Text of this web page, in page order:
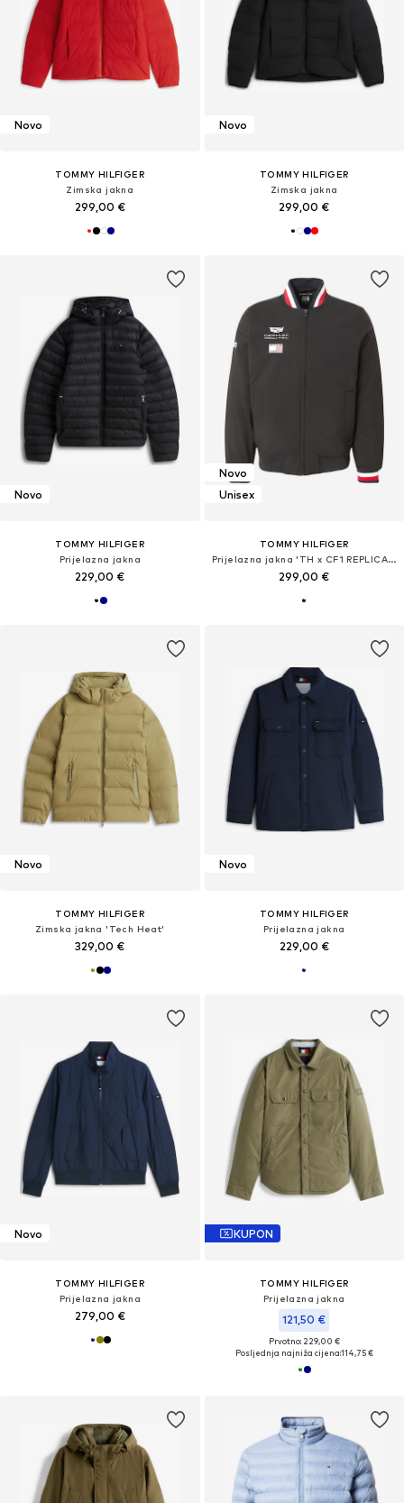
Novo
TOMMY HILFIGER
Zimska jakna
299,00 €
Novo
TOMMY HILFIGER
Zimska jakna
299,00 €
Novo
TOMMY HILFIGER
Prijelazna jakna
229,00 €
Novo
Unisex
TOMMY HILFIGER
Prijelazna jakna 'TH x CF1 REPLICA VARSITY'
299,00 €
Novo
TOMMY HILFIGER
Zimska jakna 'Tech Heat'
329,00 €
Novo
TOMMY HILFIGER
Prijelazna jakna
229,00 €
Novo
TOMMY HILFIGER
Prijelazna jakna
279,00 €
KUPON
TOMMY HILFIGER
Prijelazna jakna
121,50 €
Prvotno: 229,00 €
Posljednja najniža cijena:114,75 €